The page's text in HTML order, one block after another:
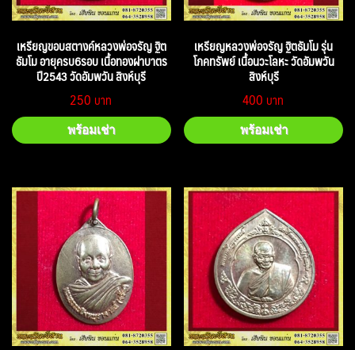
เหรียญขอบสตางค์หลวงพ่อจรัญ ฐิต
ธัมโม อายุครบ6รอบ เนื้อทองฝาบาตร
ปี2543 วัดอัมพวัน สิงห์บุรี
250
พร้อมเช่า
เหรียญหลวงพ่อจรัญ ฐิตธัมโม รุ่น
โภคทรัพย์ เนื้อนวะโลหะ วัดอัมพวัน
สิงห์บุรี
400
พร้อมเช่า